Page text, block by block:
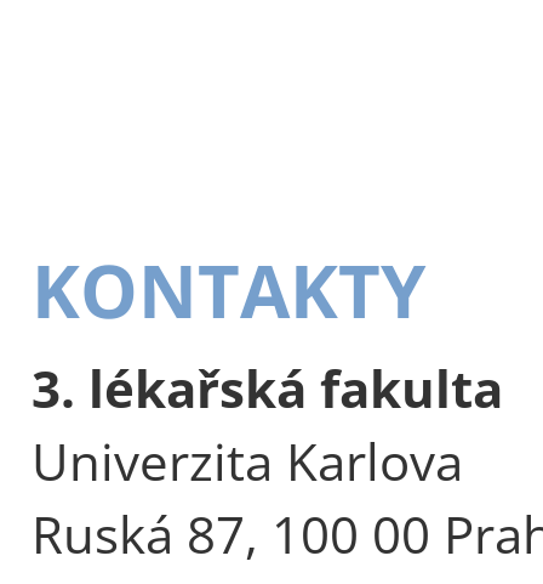
KONTAKTY
3. lékařská fakulta
Univerzita Karlova
Ruská 87, 100 00